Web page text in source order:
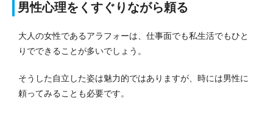
男性心理をくすぐりながら頼る
大人の女性であるアラフォーは、仕事面でも私生活でもひと
りでできることが多いでしょう。
そうした自立した姿は魅力的ではありますが、時には男性に
頼ってみることも必要です。